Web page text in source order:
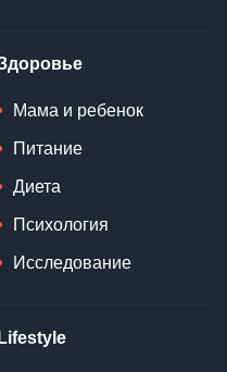
Мама и ребенок
Питание
Диета
Психология
Исследование
Lifestyle